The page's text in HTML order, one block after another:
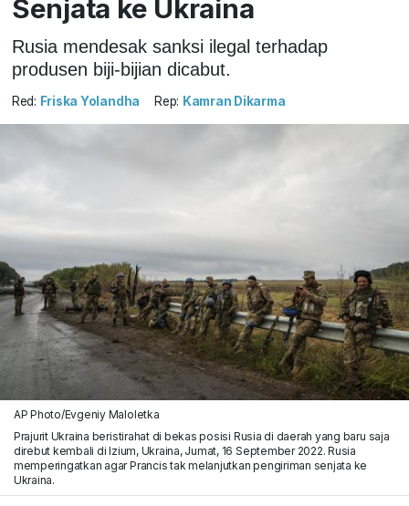
Senjata ke Ukraina
Rusia mendesak sanksi ilegal terhadap
produsen biji-bijian dicabut.
Red: Friska Yolandha Rep: Kamran Dikarma
AP Photo/Evgeniy Maloletka
Prajurit Ukraina beristirahat di bekas posisi Rusia di daerah yang baru saja
direbut kembali di Izium, Ukraina, Jumat, 16 September 2022. Rusia
memperingatkan agar Prancis tak melanjutkan pengiriman senjata ke
Ukraina.